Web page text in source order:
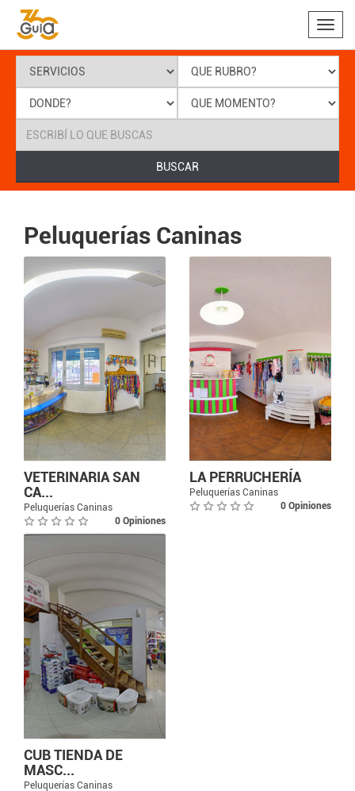
BUSCAR
Peluquerías Caninas
VETERINARIA SAN
CA...
Peluquerías Caninas
0 Opiniones
LA PERRUCHERÍA
Peluquerías Caninas
0 Opiniones
CUB TIENDA DE
MASC...
Peluquerías Caninas